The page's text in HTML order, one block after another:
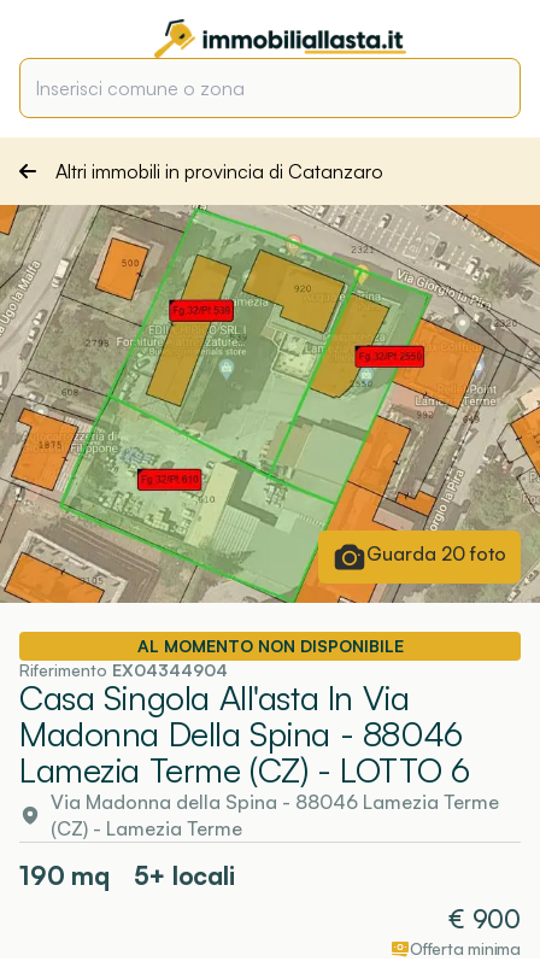
Altri immobili in provincia di Catanzaro
Guarda 20foto
AL MOMENTO NON DISPONIBILE
Riferimento EX04344904
Casa Singola All'asta In Via
Madonna Della Spina - 88046
Lamezia Terme (CZ) - LOTTO 6
Via Madonna della Spina - 88046 Lamezia Terme
(CZ)- Lamezia Terme
190 mq
5+ locali
€ 900
Offerta minima